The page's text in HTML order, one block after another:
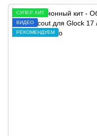
СУПЕР ХИТ
ВИДЕО
РЕКОМЕНДУЕМ